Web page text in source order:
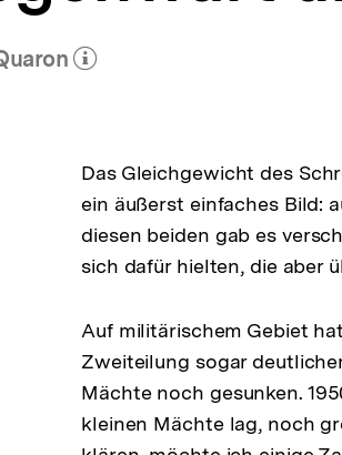
(Mehr zum Autor)
Das Gleichgewicht des
ein äußerst einfaches Bild:
diesen beiden gab es
sich dafür hielten, die aber
Auf militärischem Gebiet
Zweiteilung sogar
Mächte noch gesunken.
kleinen Mächte lag, noch